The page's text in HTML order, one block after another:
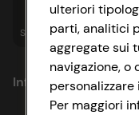
Spesa online
Informazioni
ulteriori
parti, analitici
aggregate sui
navigazione, o
Per maggiori